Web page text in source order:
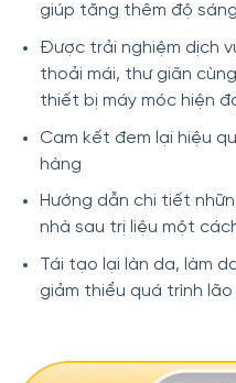
giúp tăng thêm độ
Được trải nghiệm dịch
thoải mái, thư giãn
thiết bị máy móc hiện
Cam kết đem lại hiệu
hàng
Hướng dẫn chi tiết
nhà sau trị liệu một
Tái tạo lại làn da, làm
giảm thiểu quá trình